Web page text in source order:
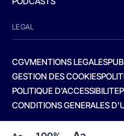
LEGAL
CGVMENTIONS LEGALES
GESTION DES COOKIES
POLITIQUE D’ACCESSIBILITE
CONDITIONS GENERALES